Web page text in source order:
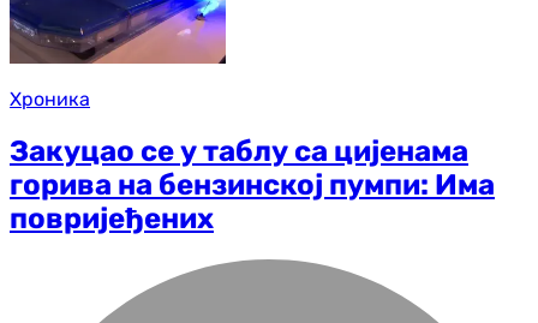
Хроника
Закуцао се у таблу са цијенама
горива на бензинској пумпи: Има
повријеђених